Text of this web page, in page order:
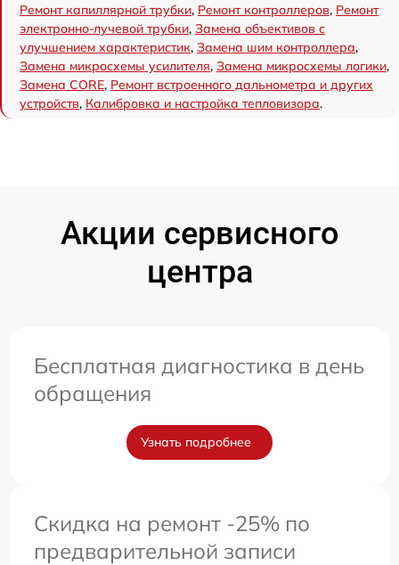
Ремонт капиллярной трубки, Ремонт контроллеров, Ремонт
электронно-лучевой трубки, Замена объективов с
улучшением характеристик, Замена шим контроллера,
Замена микросхемы усилителя, Замена микросхемы логики,
Замена CORE, Ремонт встроенного дальнометра и других
устройств, Калибровка и настройка тепловизора.
Акции сервисного
центра
Бесплатная диагностика в день
обращения
Узнать подробнее
Скидка на ремонт -25% по
предварительной записи